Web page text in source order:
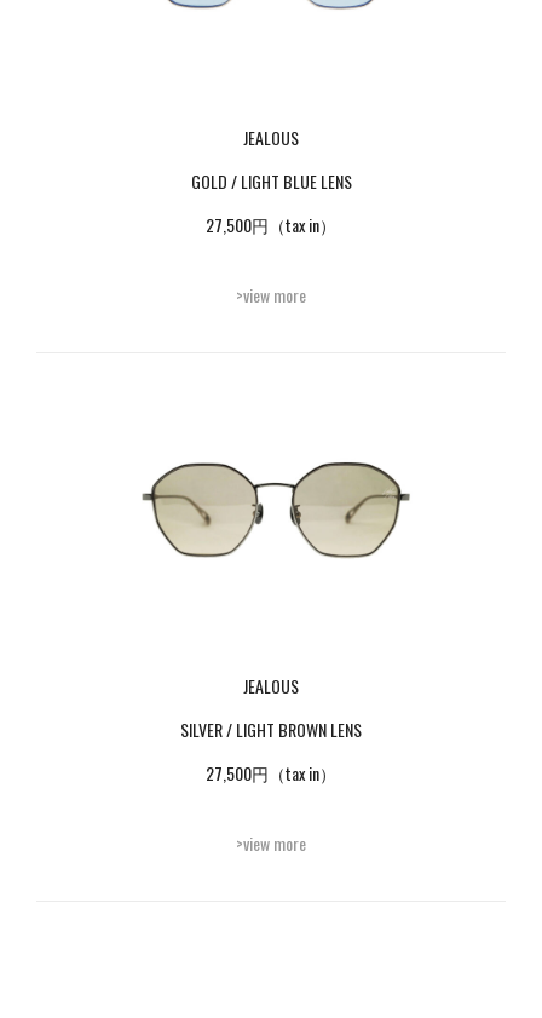
JEALOUS
GOLD / LIGHT BLUE LENS
27,500円（tax in）
>view more
JEALOUS
SILVER / LIGHT BROWN LENS
27,500円（tax in）
>view more